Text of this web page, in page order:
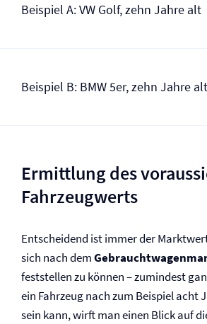
Beispiel A: VW Golf, zehn Jahre alt
Beispiel B: BMW 5er, zehn Jahre alt
Ermittlung des
Fahrzeugwerts
Entscheidend ist immer der
sich nach dem
feststellen zu können – zumindest
ein Fahrzeug nach zum Beispiel acht
sein kann, wirft man einen Blick auf